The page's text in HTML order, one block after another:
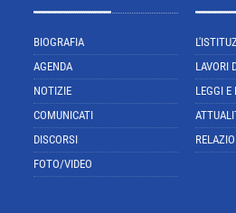
BIOGRAFIA
AGENDA
NOTIZIE
COMUNICATI
DISCORSI
FOTO/VIDEO
LAVORI
LEGGI E